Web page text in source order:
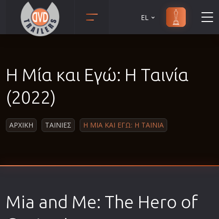
Αισθηματικές
Β' Παγκόσμιος Πόλεμος
Δραματικές
Ελληνικός Κινηματογράφος
EL
Η Μία και Εγώ: Η Ταινία
(2022)
ΑΡΧΙΚΗ ΤΑΙΝΙΕΣ Η ΜΙΑ ΚΑΙ ΕΓΩ: Η ΤΑΙΝΙΑ
Mia and Me: The Hero of